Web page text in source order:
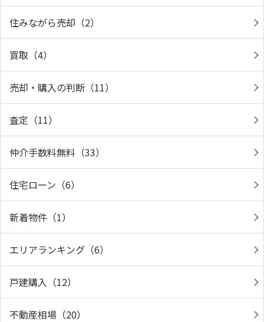
住みながら売却（2）
買取（4）
売却・購入の判断（11）
査定（11）
仲介手数料無料（33）
住宅ローン（6）
新着物件（1）
エリアランキング（6）
戸建購入（12）
不動産相場（20）